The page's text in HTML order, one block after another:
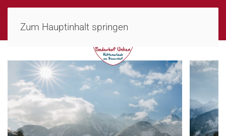
Zum Hauptinhalt springen